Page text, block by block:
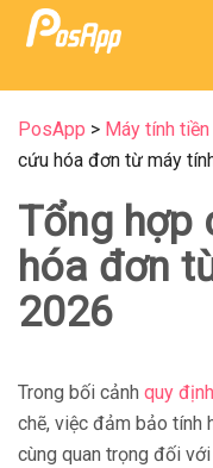
PosApp > Máy tính
cứu hóa đơn từ máy
Tổng hợp
hóa đơn
2026
Trong bối cảnh quy
chẽ, việc đảm bảo tính
cùng quan trọng đối